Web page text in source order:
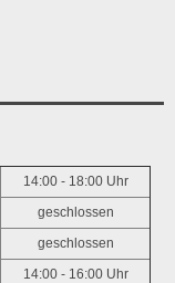
14:00 - 18:00 Uhr
geschlossen
geschlossen
14:00 - 16:00 Uhr